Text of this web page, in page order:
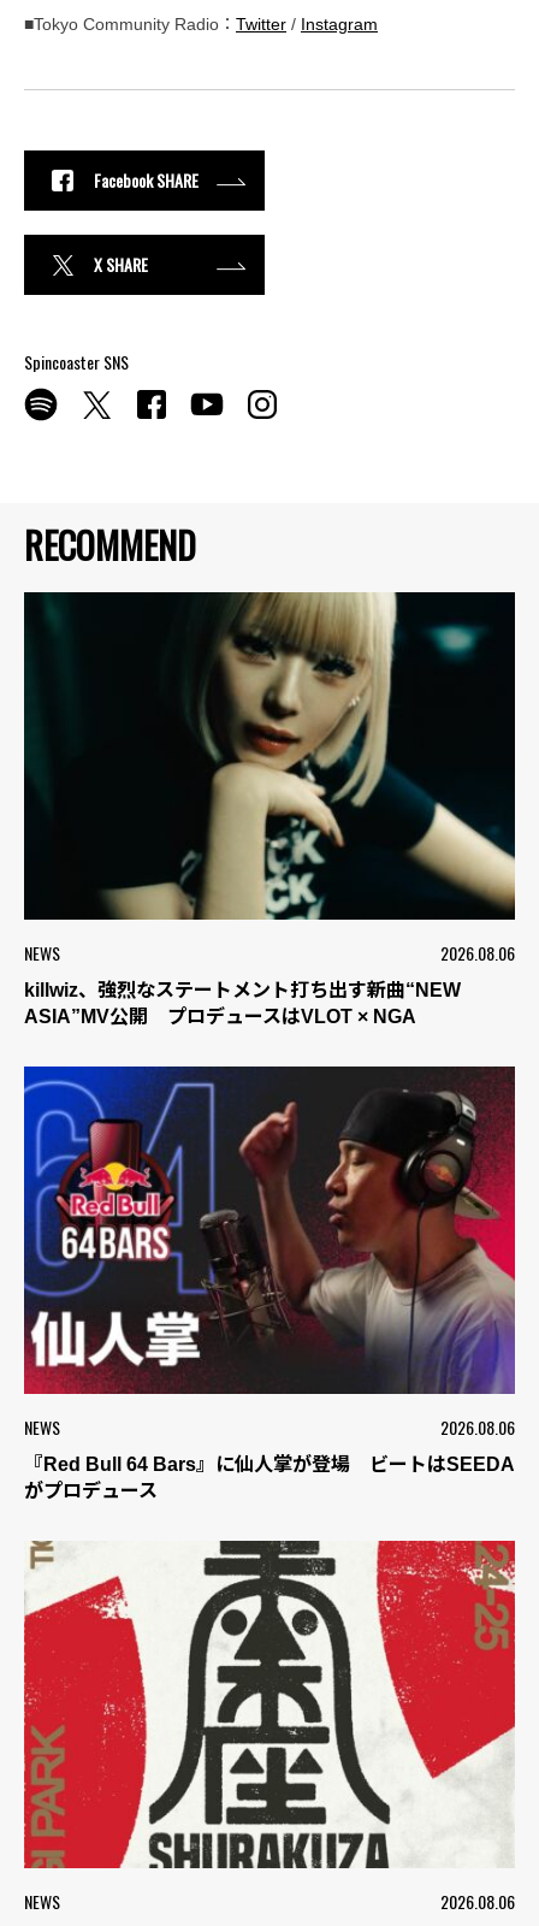
RECOMMEND
NEWS 2026.08.06
killwiz、強烈なステートメント打ち出す新曲“NEW
ASIA”MV公開 プロデュースはVLOT × NGA
NEWS 2026.08.06
『Red Bull 64 Bars』に仙人掌が登場 ビートはSEEDA
がプロデュース
NEWS 2026.08.06
■Tokyo Community Radio： Twitter / Instagram
Facebook SHARE
X SHARE
Spincoaster SNS